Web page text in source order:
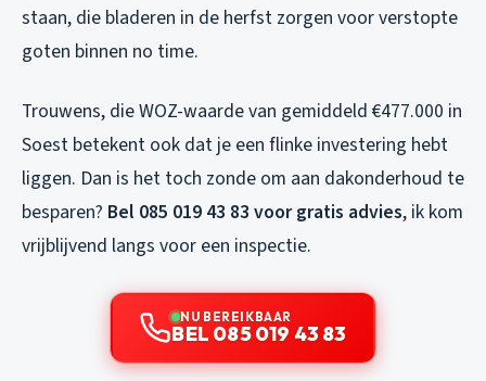
staan, die bladeren in de herfst zorgen voor verstopte
goten binnen no time.
Trouwens, die WOZ-waarde van gemiddeld €477.000 in
Soest betekent ook dat je een flinke investering hebt
liggen. Dan is het toch zonde om aan dakonderhoud te
besparen? Bel 085 019 43 83 voor gratis advies, ik kom
vrijblijvend langs voor een inspectie.
NU BEREIKBAAR
BEL 085 019 43 83